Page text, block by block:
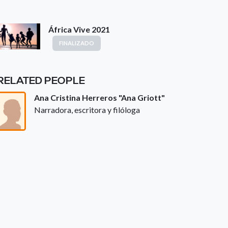
África Vive 2021
FINALIZADO
PEOPLE
Ana Cristina Herreros "Ana Griott"
Narradora, escritora y filóloga